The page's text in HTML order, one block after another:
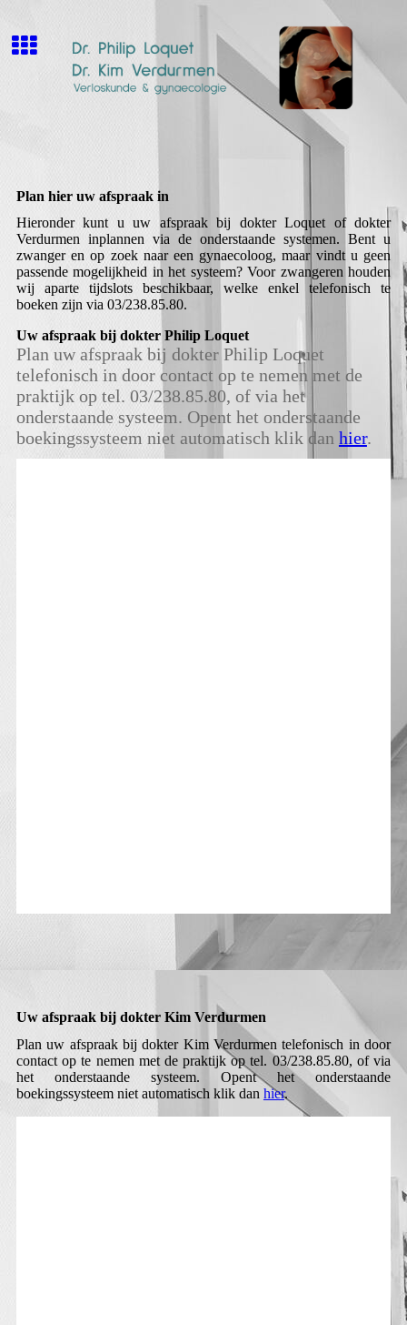
Plan hier uw afspraak in
Hieronder kunt u uw afspraak bij dokter Loquet of dokter
Verdurmen inplannen via de onderstaande systemen. Bent u
zwanger en op zoek naar een gynaecoloog, maar vindt u geen
passende mogelijkheid in het systeem? Voor zwangeren houden
wij aparte tijdslots beschikbaar, welke enkel telefonisch te
boeken zijn via 03/238.85.80.
Uw afspraak bij dokter Philip Loquet
Plan uw afspraak bij dokter Philip Loquet
telefonisch in door contact op te nemen met de
praktijk op tel. 03/238.85.80, of via het
onderstaande systeem. Opent het onderstaande
boekingssysteem niet automatisch klik dan hier.
Uw afspraak bij dokter Kim Verdurmen
Plan uw afspraak bij dokter Kim Verdurmen telefonisch in door
contact op te nemen met de praktijk op tel. 03/238.85.80, of via
het onderstaande systeem. Opent het onderstaande
boekingssysteem niet automatisch klik dan hier.